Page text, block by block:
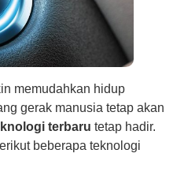
memudahkan hidup
gerak manusia tetap akan
terbaru tetap hadir.
beberapa teknologi